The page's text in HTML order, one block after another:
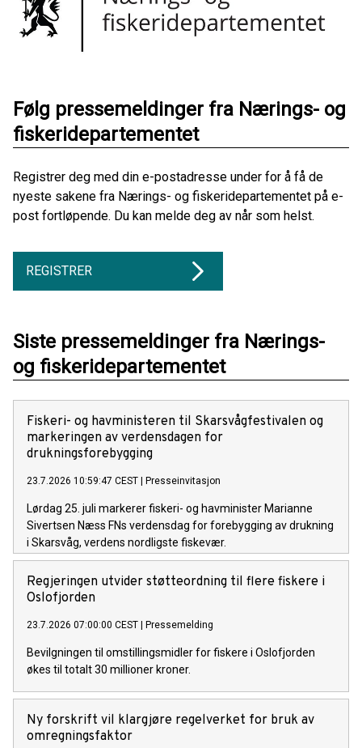
Følg pressemeldinger fra Nærings- og
fiskeridepartementet
Registrer deg med din e-postadresse under for å få de
nyeste sakene fra Nærings- og fiskeridepartementet på e-
post fortløpende. Du kan melde deg av når som helst.
REGISTRER
Siste pressemeldinger fra Nærings-
og fiskeridepartementet
Fiskeri- og havministeren til Skarsvågfestivalen og
markeringen av verdensdagen for
drukningsforebygging
23.7.2026 10:59:47 CEST | Presseinvitasjon
Lørdag 25. juli markerer fiskeri- og havminister Marianne
Sivertsen Næss FNs verdensdag for forebygging av drukning
i Skarsvåg, verdens nordligste fiskevær.
Regjeringen utvider støtteordning til flere fiskere i
Oslofjorden
23.7.2026 07:00:00 CEST | Pressemelding
Bevilgningen til omstillingsmidler for fiskere i Oslofjorden
økes til totalt 30 millioner kroner.
Ny forskrift vil klargjøre regelverket for bruk av
omregningsfaktor